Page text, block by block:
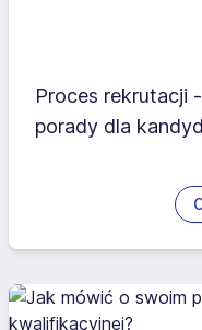
Proces rekrutacji
porady dla